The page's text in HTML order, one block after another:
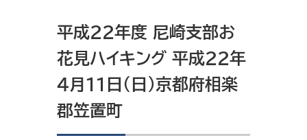
平成22年度 尼崎支部お
花見ハイキング 平成22年
4月11日（日）京都府相楽
郡笠置町